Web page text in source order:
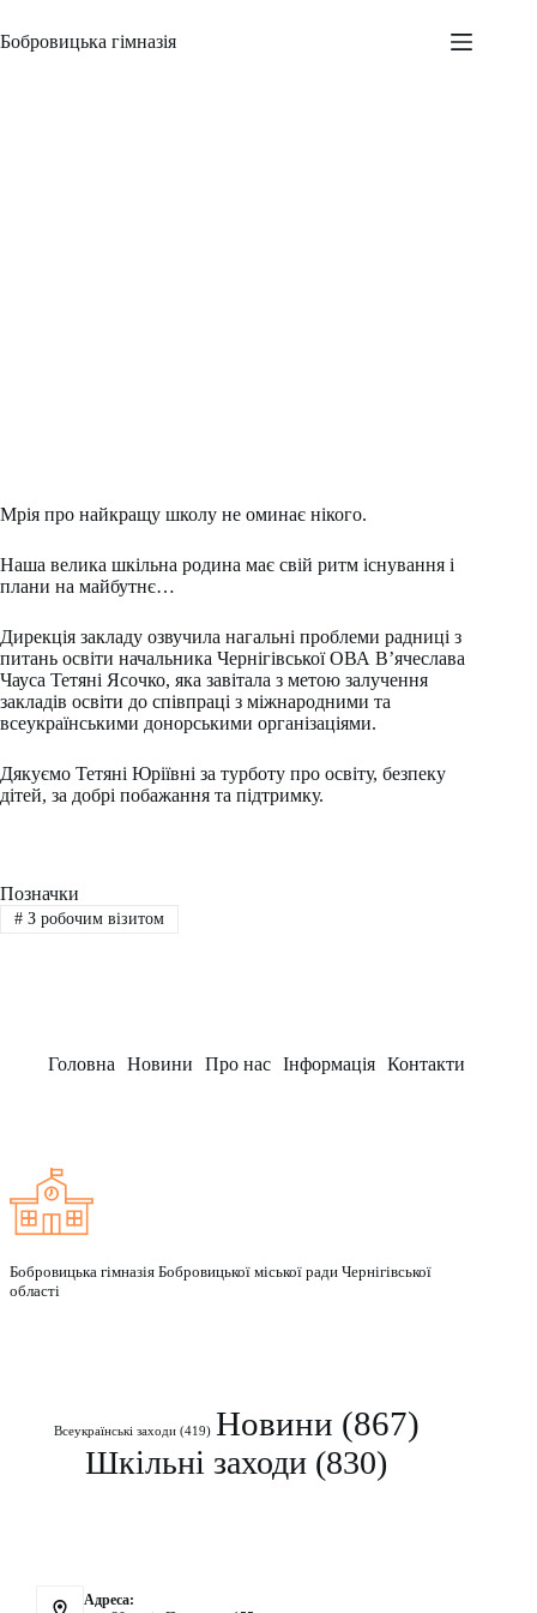
до
вмісту
Бобровицька гімназія
Мрія про найкращу школу не оминає нікого.
Наша велика шкільна родина має свій ритм існування і
плани на майбутнє…
Дирекція закладу озвучила нагальні проблеми радниці з
питань освіти начальника Чернігівської ОВА В’ячеслава
Чауса Тетяні Ясочко, яка завітала з метою залучення
закладів освіти до співпраці з міжнародними та
всеукраїнськими донорськими організаціями.
Дякуємо Тетяні Юріївні за турботу про освіту, безпеку
дітей, за добрі побажання та підтримку.
Позначки
#З робочим візитом
Головна Новини Про нас Інформація Контакти
Бобровицька гімназія Бобровицької міської ради Чернігівської
області
Всеукраїнські заходи(419) Новини (867)
Шкільні заходи (830)
Адреса: